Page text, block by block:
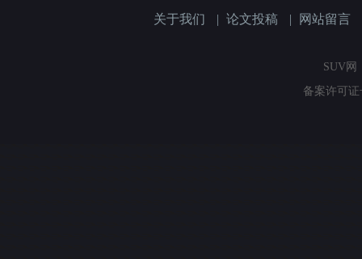
关于我们 | 论文投稿 | 网站留言
SUV网
备案许可证